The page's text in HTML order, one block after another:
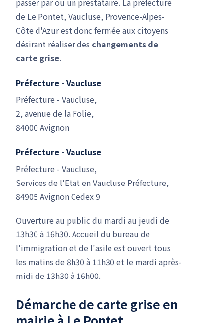
passer par ou un prestataire. La préfecture
de Le Pontet, Vaucluse, Provence-Alpes-
Côte d'Azur est donc fermée aux citoyens
désirant réaliser des changements de
carte grise.
Préfecture - Vaucluse
Préfecture - Vaucluse,
2, avenue de la Folie,
84000 Avignon
Préfecture - Vaucluse
Préfecture - Vaucluse,
Services de l'Etat en Vaucluse Préfecture,
84905 Avignon Cedex 9
Ouverture au public du mardi au jeudi de
13h30 à 16h30. Accueil du bureau de
l'immigration et de l'asile est ouvert tous
les matins de 8h30 à 11h30 et le mardi après-
midi de 13h30 à 16h00.
Démarche de carte grise en